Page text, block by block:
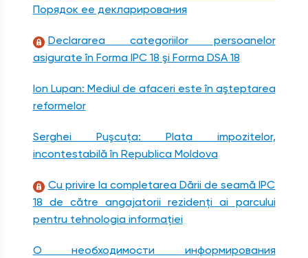
Порядок ее декларирования
Declararea categoriilor persoanelor
asigurate în Forma IPC 18 şi Forma DSA 18
Ion Lupan: Mediul de afaceri este în aşteptarea
reformelor
Serghei Puşcuţa: Plata impozitelor,
incontestabilă în Republica Moldova
Cu privire la completarea Dării de seamă IPC
18 de către angajatorii rezidenţi ai parcului
pentru tehnologia informaţiei
О необходимости информирования